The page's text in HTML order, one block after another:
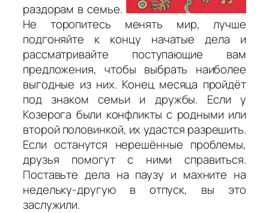
раздорам в семье.
Не торопитесь менять мир, лучше
подгоняйте к концу начатые дела и
рассматривайте поступающие вам
предложения, чтобы выбрать наиболее
выгодные из них. Конец месяца пройдёт
под знаком семьи и дружбы. Если у
Козерога были конфликты с родными или
второй половинкой, их удастся разрешить.
Если останутся нерешённые проблемы,
друзья помогут с ними справиться.
Поставьте дела на паузу и махните на
недельку-другую в отпуск, вы это
заслужили.